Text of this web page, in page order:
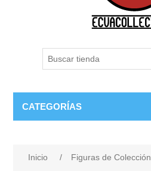
CATEGORÍAS
Inicio / Figuras de Colección